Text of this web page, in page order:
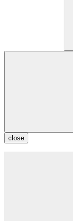
close